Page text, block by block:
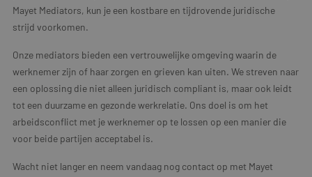
Mayet Mediators, kun je een kostbare en tijdrovende juridische
strijd voorkomen.
Onze mediators bieden een vertrouwelijke omgeving waarin de
werknemer zijn of haar zorgen en grieven kan uiten. We streven naar
een oplossing die niet alleen juridisch compliant is, maar ook leidt
tot een duurzame en gezonde werkrelatie. Ons doel is om het
arbeidsconflict met je werknemer op te lossen op een manier die
voor beide partijen acceptabel is.
Wacht niet langer en neem vandaag nog contact op met Mayet